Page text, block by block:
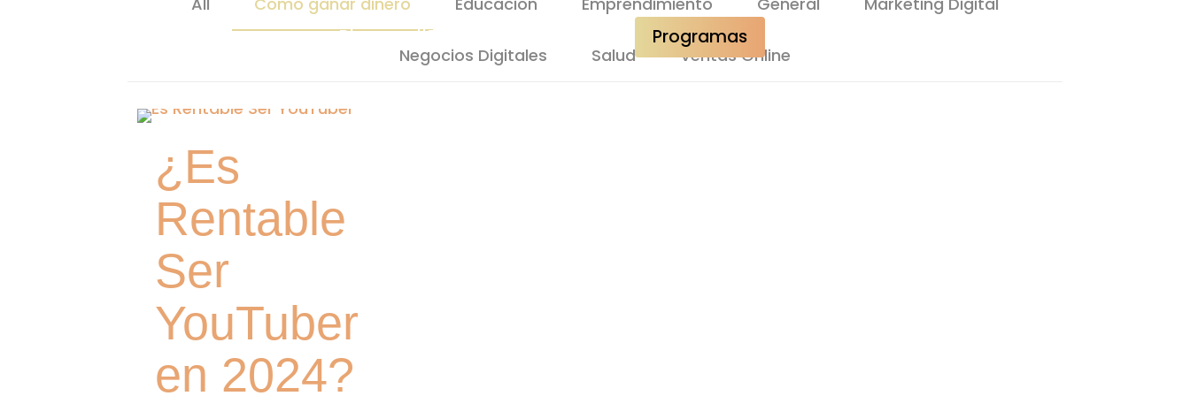
Blog #Podcast Programas
Negocios Digitales Salud Ventas Online
¿Es
Rentable
Ser
YouTuber
en 2024?